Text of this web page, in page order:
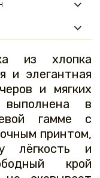
из хлопка
и элегантная
и мягких
выполнена в
гамме с
принтом,
лёгкость и
крой